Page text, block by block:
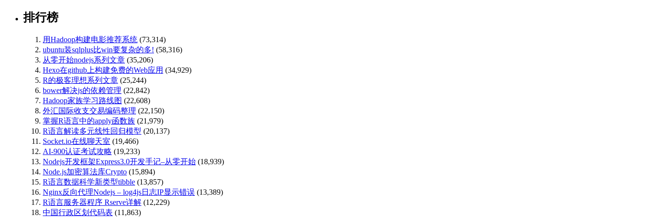
排行榜
用Hadoop构建电影推荐系统 (73,314)
ubuntu装sqlplus比win要复杂的多! (58,316)
从零开始nodejs系列文章 (35,206)
Hexo在github上构建免费的Web应用 (34,929)
R的极客理想系列文章 (25,244)
bower解决js的依赖管理 (22,842)
Hadoop家族学习路线图 (22,608)
外汇国际收支交易编码整理 (22,150)
掌握R语言中的apply函数族 (21,979)
R语言解读多元线性回归模型 (20,137)
Socket.io在线聊天室 (19,466)
AI-900认证考试攻略 (19,233)
Nodejs开发框架Express3.0开发手记–从零开始 (18,939)
Node.js加密算法库Crypto (15,894)
R语言数据科学新类型tibble (13,857)
Nginx反向代理Nodejs – log4js日志IP显示错误 (13,389)
R语言服务器程序 Rserve详解 (12,229)
中国行政区划代码表 (11,863)